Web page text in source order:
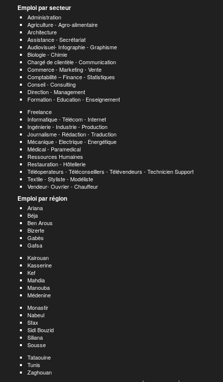
Emploi par secteur
Administration
Agriculture - Agro-alimentaire
Architecture
Assistance - Secrétariat
Audiovisuel- Infographie - Graphisme
Biologie - Chimie
Chargé de clientèle - Communication
Commerce - Marketing - Vente
Comptabilité – Finance - Statistiques
Conseil - Consulting
Direction - Management
Formation - Education - Enseignement
Freelance
Informatique - Télécom - Internet
Ingénierie - Industrie - Production
Journalisme - Rédaction - Traduction
Mécanique - Electrique - Energétique
Médical - Paramedical
Ressources Humaines
Restauration - Hôtellerie
Téléoperateurs - Téléconseillers - Télévendeurs - Technicien Support
Textile - Styliste - Modéliste
Vendeur- Ouvrier - Chauffeur
Emploi par région
Ariana
Béja
Ben Arous
Bizerte
Gabès
Gafsa
Kairouan
Kasserine
Kef
Mahdia
Manouba
Médenine
Monastir
Nabeul
Sfax
Sidi Bouzid
Siliana
Sousse
Tataouine
Tunis
Zaghouan